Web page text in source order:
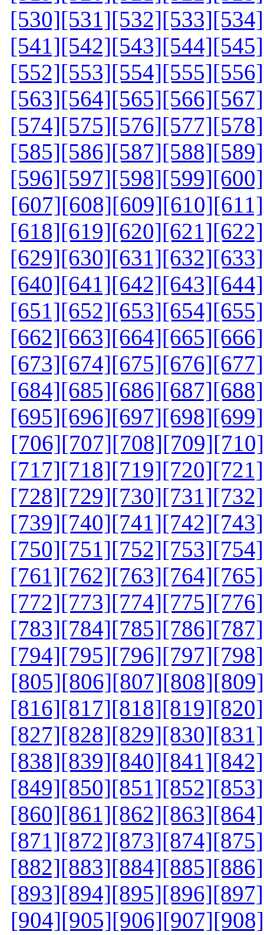
[530][531][532][533][534]
[541][542][543][544][545]
[552][553][554][555][556]
[563][564][565][566][567]
[574][575][576][577][578]
[585][586][587][588][589]
[596][597][598][599][600]
[607][608][609][610][611]
[618][619][620][621][622]
[629][630][631][632][633]
[640][641][642][643][644]
[651][652][653][654][655]
[662][663][664][665][666]
[673][674][675][676][677]
[684][685][686][687][688]
[695][696][697][698][699]
[706][707][708][709][710]
[717][718][719][720][721]
[728][729][730][731][732]
[739][740][741][742][743]
[750][751][752][753][754]
[761][762][763][764][765]
[772][773][774][775][776]
[783][784][785][786][787]
[794][795][796][797][798]
[805][806][807][808][809]
[816][817][818][819][820]
[827][828][829][830][831]
[838][839][840][841][842]
[849][850][851][852][853]
[860][861][862][863][864]
[871][872][873][874][875]
[882][883][884][885][886]
[893][894][895][896][897]
[904][905][906][907][908]